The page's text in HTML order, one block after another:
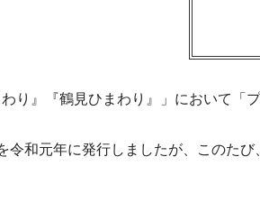
り』『鶴見ひまわり』」において「
和元年に発行しましたが、このたび